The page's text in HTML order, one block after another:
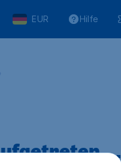
EUR Hilfe
...